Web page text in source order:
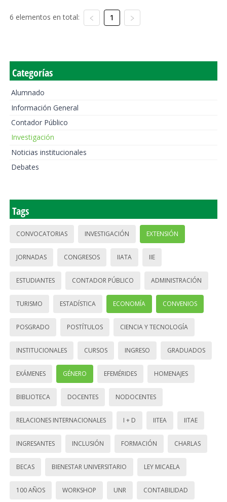
6 elementos en total: 1
Categorías
Alumnado
Información General
Contador Público
Investigación
Noticias institucionales
Debates
Tags
CONVOCATORIAS INVESTIGACIÓN EXTENSIÓN
JORNADAS CONGRESOS IIATA IIE
ESTUDIANTES CONTADOR PÚBLICO ADMINISTRACIÓN
TURISMO ESTADÍSTICA ECONOMÍA CONVENIOS
POSGRADO POSTÍTULOS CIENCIA Y TECNOLOGÍA
INSTITUCIONALES CURSOS INGRESO GRADUADOS
EXÁMENES GÉNERO EFEMÉRIDES HOMENAJES
BIBLIOTECA DOCENTES NODOCENTES
RELACIONES INTERNACIONALES I + D IITEA IITAE
INGRESANTES INCLUSIÓN FORMACIÓN CHARLAS
BECAS BIENESTAR UNIVERSITARIO LEY MICAELA
100 AÑOS WORKSHOP UNR CONTABILIDAD